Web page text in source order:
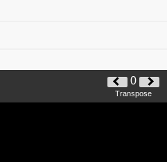
0
Transpose